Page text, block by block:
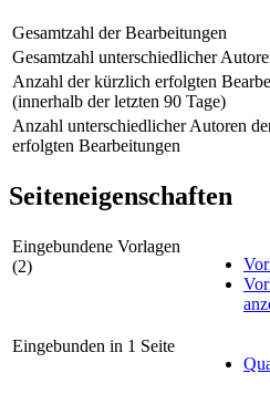
Gesamtzahl der Bearbeitungen
Gesamtzahl unterschiedlicher
Anzahl der kürzlich erfolgten
(innerhalb der letzten 90 Tage)
Anzahl unterschiedlicher Autoren
erfolgten Bearbeitungen
Seiteneigenschaften
Eingebundene Vorlagen
(2)
Eingebunden in 1 Seite